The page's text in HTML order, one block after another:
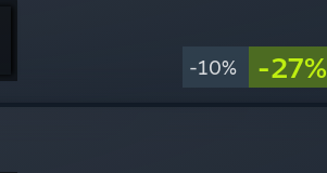
-10% -27%